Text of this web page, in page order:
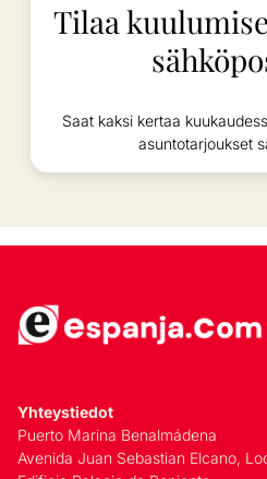
Tilaa
Saat kaksi kertaa
asuntotarjoukset
Yhteystiedot
Puerto Marina Benalmádena
Avenida Juan Sebastian Elcano,